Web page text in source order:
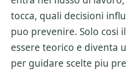
tocca, quali decisioni
puo prevenire. Solo cosi
essere teorico e diventa
per guidare scelte piu